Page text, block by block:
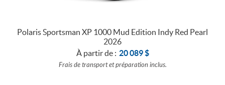
Polaris Sportsman XP 1000 Mud Edition Indy Red Pearl
2026
À partir de : 20 089$
Frais de transport et préparation inclus.